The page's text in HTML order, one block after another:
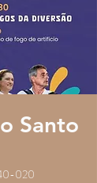
Santo
020